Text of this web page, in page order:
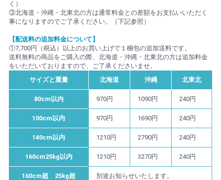
く）
③北海道・沖縄・北東北の方は通常料金との差額をお支払いいただく
事になりますのでご了承ください。（下記参照）
【配送料の追加料金について】
①7,700円（税込）以上のお買い上げで１梱包の追加送料です。
送料無料の商品をご購入の際、北海道・沖縄・北東北の方は追加料金
をいただいておりますので、ご了承くださいませ。
サイズと重量
北海道 沖縄 北東北
80cm以内 970円 1090円 240円
100cm以内 970円 1690円 240円
140cm以内 1210円 2790円 240円
160cm25kg以内 1210円 3270円 240円
160cm超 25kg超 別途お知らせいたします。